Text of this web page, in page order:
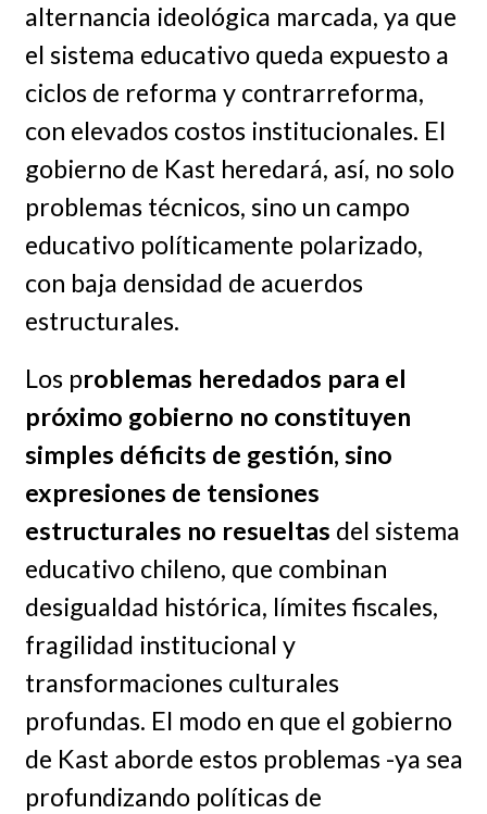
alternancia ideológica marcada, ya que
el sistema educativo queda expuesto a
ciclos de reforma y contrarreforma,
con elevados costos institucionales. El
gobierno de Kast heredará, así, no solo
problemas técnicos, sino un campo
educativo políticamente polarizado,
con baja densidad de acuerdos
estructurales.
Los problemas heredados para el
próximo gobierno no constituyen
simples déficits de gestión, sino
expresiones de tensiones
estructurales no resueltas del sistema
educativo chileno, que combinan
desigualdad histórica, límites fiscales,
fragilidad institucional y
transformaciones culturales
profundas. El modo en que el gobierno
de Kast aborde estos problemas -ya sea
profundizando políticas de